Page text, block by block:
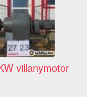
villanymotor